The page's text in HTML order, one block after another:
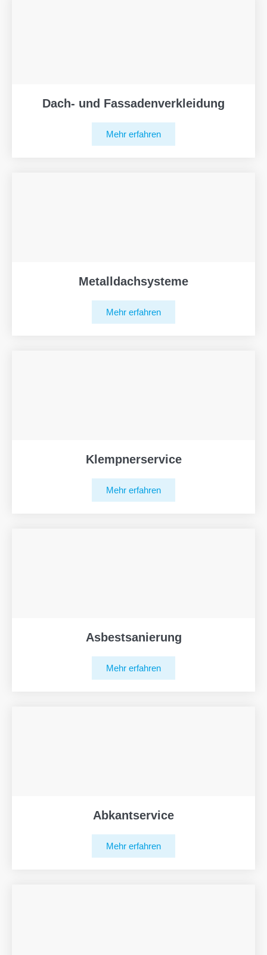
Dach- und Fassadenverkleidung
Mehr erfahren
Metalldachsysteme
Mehr erfahren
Klempnerservice
Mehr erfahren
Asbestsanierung
Mehr erfahren
Abkantservice
Mehr erfahren